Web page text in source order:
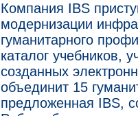
Компания IBS
модернизации
гуманитарного
каталог учебников,
созданных
объединит 15
предложенная IBS,